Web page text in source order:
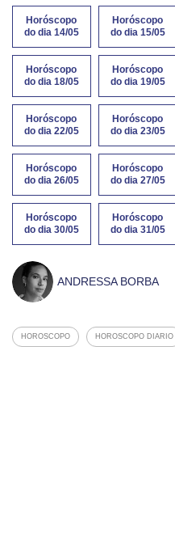
Horóscopo
do dia 14/05
Horóscopo
do dia 15/05
Horóscopo
do dia 18/05
Horóscopo
do dia 19/05
Horóscopo
do dia 22/05
Horóscopo
do dia 23/05
Horóscopo
do dia 26/05
Horóscopo
do dia 27/05
Horóscopo
do dia 30/05
Horóscopo
do dia 31/05
ANDRESSA BORBA
HOROSCOPO HOROSCOPO DIARIO